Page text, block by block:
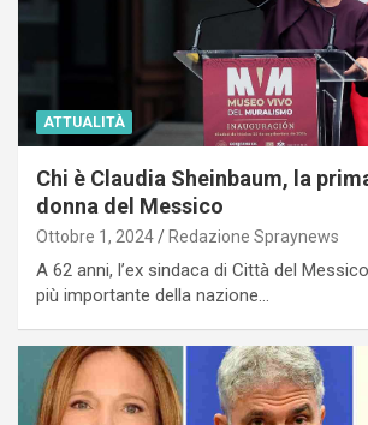
ATTUALITÀ
Chi è Claudia Sheinbaum, la
donna del Messico
Ottobre 1, 2024 Redazione Spraynews
A 62 anni, l’ex sindaca di Città del
più importante della nazione…